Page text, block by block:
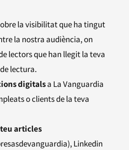
la visibilitat que ha tingut
la nostra audiència, on
lectors que han llegit la teva
lectura.
digitalsa La Vanguardia
o clients de la teva
articles
Linkedin